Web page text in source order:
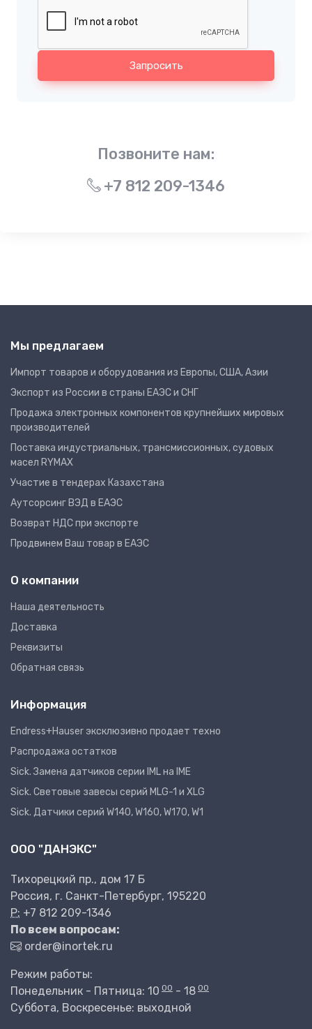
Запросить
Позвоните нам:
+7 812 209-1346
Мы предлагаем
Импорт товаров и оборудования из Европы, США, Азии
Экспорт из России в страны ЕАЭС и СНГ
Продажа электронных компонентов крупнейших мировых
производителей
Поставка индустриальных, трансмиссионных, судовых
масел RYMAX
Участие в тендерах Казахстана
Аутсорсинг ВЭД в ЕАЭС
Возврат НДС при экспорте
Продвинем Ваш товар в ЕАЭС
О компании
Наша деятельность
Доставка
Реквизиты
Обратная связь
Информация
Endress+Hauser эксклюзивно продает техно
Распродажа остатков
Sick. Замена датчиков серии IML на IME
Sick. Световые завесы серий MLG-1 и XLG
Sick. Датчики серий W140, W160, W170, W1
ООО "ДАНЭКС"
Тихорецкий пр., дом 17 Б
Россия, г. Санкт-Петербург, 195220
P: +7 812 209-1346
По всем вопросам:
order@inortek.ru
Режим работы:
Понедельник - Пятница: 10 00 - 18 00
Суббота, Воскресенье: выходной